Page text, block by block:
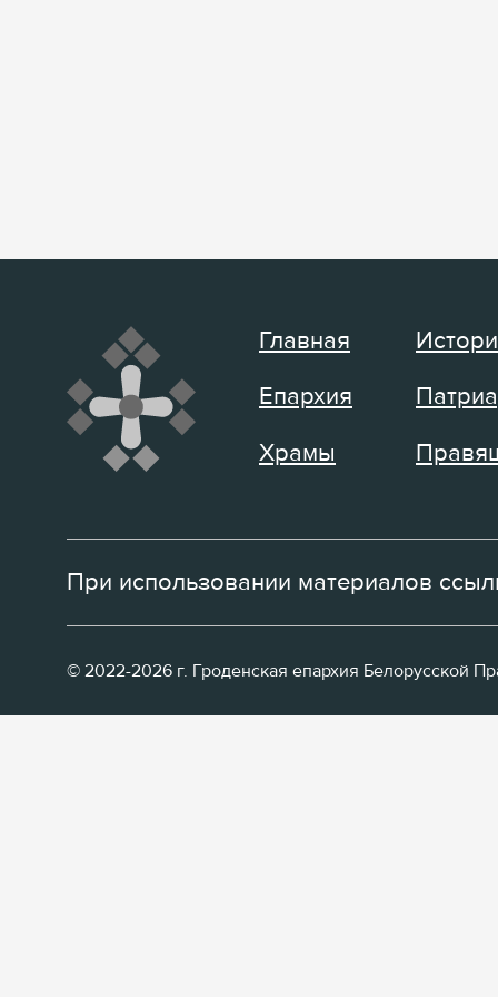
Главная
Епархия
Храмы
При использовании материалов
© 2022-2026 г. Гроденская епархия Белорусской